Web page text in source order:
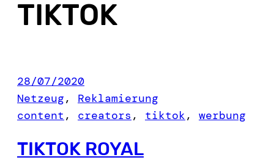
TIKTOK
28/07/2020
Netzeug, Reklamierung
content , creators , tiktok, werbung
TIKTOK ROYAL